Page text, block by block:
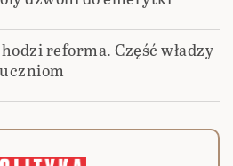
reforma. Część władzy